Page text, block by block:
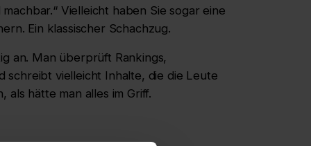
Vielleicht haben Sie sogar eine
Ein klassischer Schachzug.
an. Man überprüft Rankings,
schreibt vielleicht Inhalte, die die Leute
als hätte man alles im Griff.